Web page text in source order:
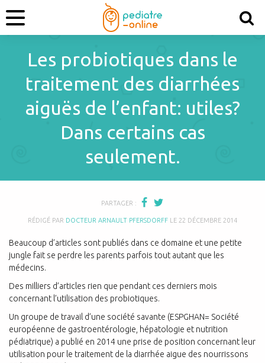
Les probiotiques dans le
traitement des diarrhées
aiguës de l’enfant: utiles?
Dans certains cas
seulement.
PARTAGER :
RÉDIGÉ PAR DOCTEUR ARNAULT PFERSDORFF LE 22 DÉCEMBRE 2014
Beaucoup d’articles sont publiés dans ce domaine et une petite
jungle fait se perdre les parents parfois tout autant que les
médecins.
Des milliers d’articles rien que pendant ces derniers mois
concernant l’utilisation des probiotiques.
Un groupe de travail d’une société savante (ESPGHAN= Société
européenne de gastroentérologie, hépatologie et nutrition
pédiatrique) a publié en 2014 une prise de position concernant leur
utilisation pour le traitement de la diarrhée aigue des nourrissons